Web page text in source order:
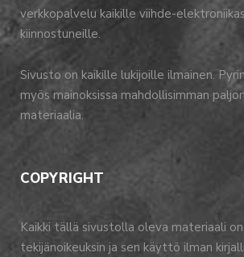
verkkopalvelu kaikille viihde-
kiinnostuneille.
Sivusto on kaikille lukijoille ilmainen.
myös mainoksissa mahdollisimman
materiaalia.
COPYRIGHT
Kaikki tällä sivustolla oleva materiaali
tekijänoikeuksin ja sen käyttö ilman